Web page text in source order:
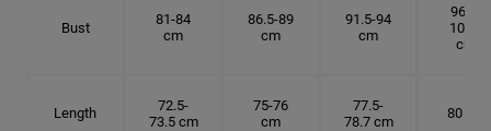
Bust
81-84
cm
86.5-89
cm
91.5-94
cm
96.5-
101.5
cm
Length
72.5-
73.5 cm
75-76
cm
77.5-
78.7 cm
80 cm